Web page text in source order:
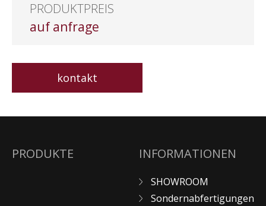
PRODUKTPREIS
auf anfrage
kontakt
PRODUKTE INFORMATIONEN
SHOWROOM
Sondernabfertigungen